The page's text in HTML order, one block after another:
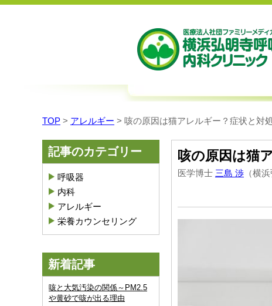
TOP > アレルギー > 咳の原因は猫アレルギー？症状と対
咳の原因は猫
医学博士 三島 渉 （横
記事のカテゴリー
呼吸器
内科
アレルギー
栄養カウンセリング
新着記事
咳と大気汚染の関係～PM2.5
や黄砂で咳が出る理由